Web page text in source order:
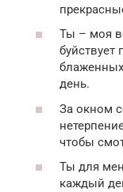
Ты – моя
буйствует
день.
За окном
чтобы
Ты для
каждый